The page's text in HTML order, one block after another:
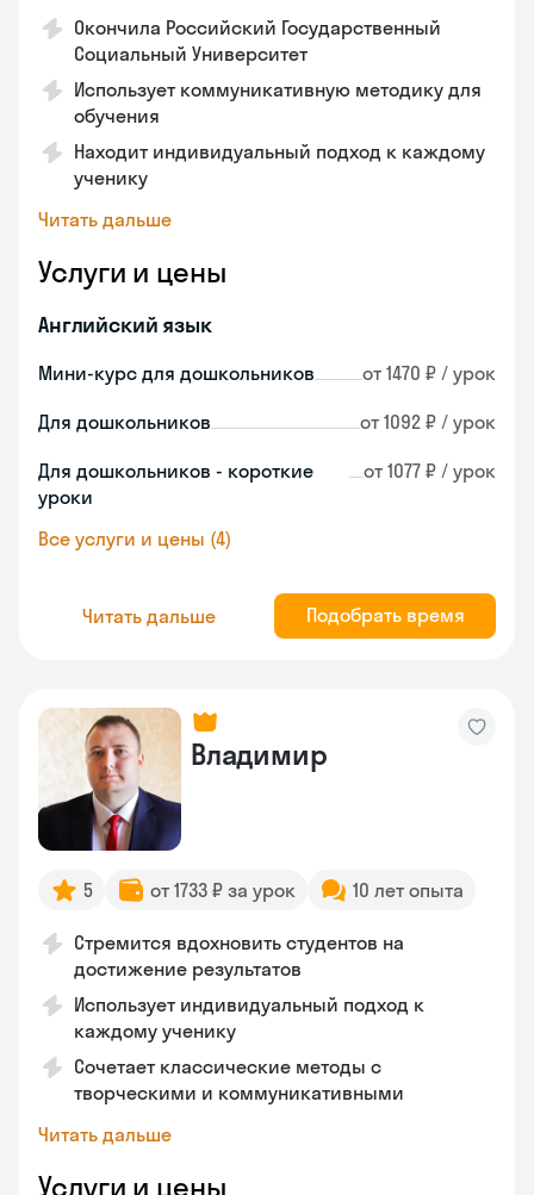
Окончила Российский Государственный
Социальный Университет
Использует коммуникативную методику для
обучения
Находит индивидуальный подход к каждому
ученику
Читать дальше
Услуги и цены
Английский язык
Мини-курс для дошкольников от 1470 ₽ / урок
Для дошкольников от 1092 ₽ / урок
Для дошкольников - короткие
уроки
от 1077 ₽ / урок
Все услуги и цены (4)
Читать дальше Подобрать время
Владимир
5 от 1733 ₽ за урок 10 лет опыта
Стремится вдохновить студентов на
достижение результатов
Использует индивидуальный подход к
каждому ученику
Сочетает классические методы с
творческими и коммуникативными
Читать дальше
Услуги и цены